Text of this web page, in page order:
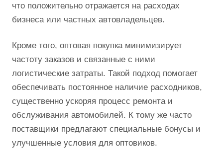
что положительно отражается на расходах
бизнеса или частных автовладельцев.
Кроме того, оптовая покупка минимизирует
частоту заказов и связанные с ними
логистические затраты. Такой подход помогает
обеспечивать постоянное наличие расходников,
существенно ускоряя процесс ремонта и
обслуживания автомобилей. К тому же часто
поставщики предлагают специальные бонусы и
улучшенные условия для оптовиков.